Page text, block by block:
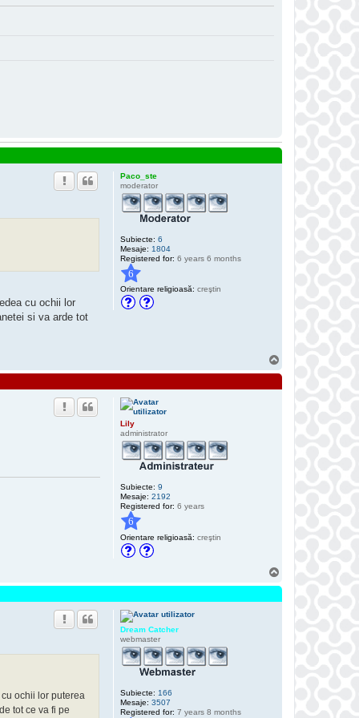
Paco_ste
moderator
Subiecte: 6
Mesaje: 1804
Registered for: 6 years 6 months
6
Orientare religioasă: creştin
cu ochii lor
si va arde tot
u
Lily
administrator
Subiecte: 9
Mesaje: 2192
Registered for: 6 years
6
Orientare religioasă: creştin
Dream Catcher
webmaster
Subiecte: 166
Mesaje: 3507
Registered for: 7 years 8 months
ochii lor puterea
tot ce va fi pe